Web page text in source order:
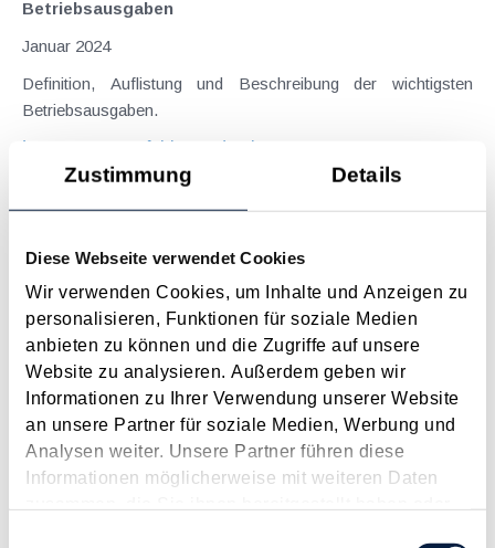
Zustimmung Details
Diese Webseite verwendet Cookies
Wir verwenden Cookies, um Inhalte und Anzeigen zu
personalisieren, Funktionen für soziale Medien
anbieten zu können und die Zugriffe auf unsere
Website zu analysieren. Außerdem geben wir
Informationen zu Ihrer Verwendung unserer Website
an unsere Partner für soziale Medien, Werbung und
Analysen weiter. Unsere Partner führen diese
Informationen möglicherweise mit weiteren Daten
Betriebsausgaben
Januar 2024
Definition, Auflistung und Beschreibung der wichtigsten
Betriebsausgaben.
Langtext
empfehlen drucken
Arbeitsplatzpauschale für Selbständige
Ab der Veranlagung 2022 trägt das so genannte
Arbeitsplatzpauschale für Selbständige dazu bei, dass auch
bei betrieblichen Einkünften die Nutzung des privaten
Wohnraums steuerlich berücksichtigt werden kann.
Hintergrund dafür ist die COVID-19-bedingte Verlagerung...
Langtext
empfehlen drucken
Die einkommensteuerliche Pauschalierung für
Kleinunternehmer